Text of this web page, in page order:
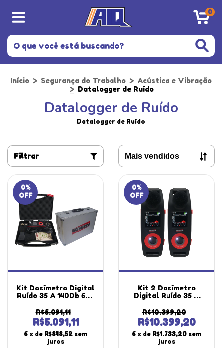
0
Início > Segurança do Trabalho > Acústica e Vibração
> Datalogger de Ruído
Datalogger de Ruído
Datalogger de Ruído
Filtrar
0%
OFF
Kit Dosímetro Digital
Ruído 35 A 140Db 680
Microfone Dos-
1000x Wheel
Portátil Estojo
Maleta Ma-810
R$5.091,11
R$5.091,11
6 x de R$848,52 sem
juros
0%
OFF
Kit 2 Dosímetro
Digital Ruído 35 A
Oled Filtro Banda
Microfone Dos-
1000x Portátil
Maleta Com
Certificado
R$10.399,20
R$10.399,20
6 x de R$1.733,20 sem
juros